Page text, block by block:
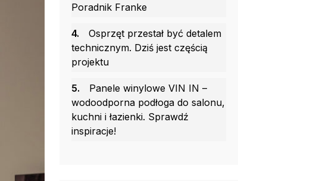
Poradnik Franke
4.
Osprzęt przestał być detalem
technicznym. Dziś jest częścią
projektu
5.
Panele winylowe VIN IN –
wodoodporna podłoga do salonu,
kuchni i łazienki. Sprawdź
inspiracje!